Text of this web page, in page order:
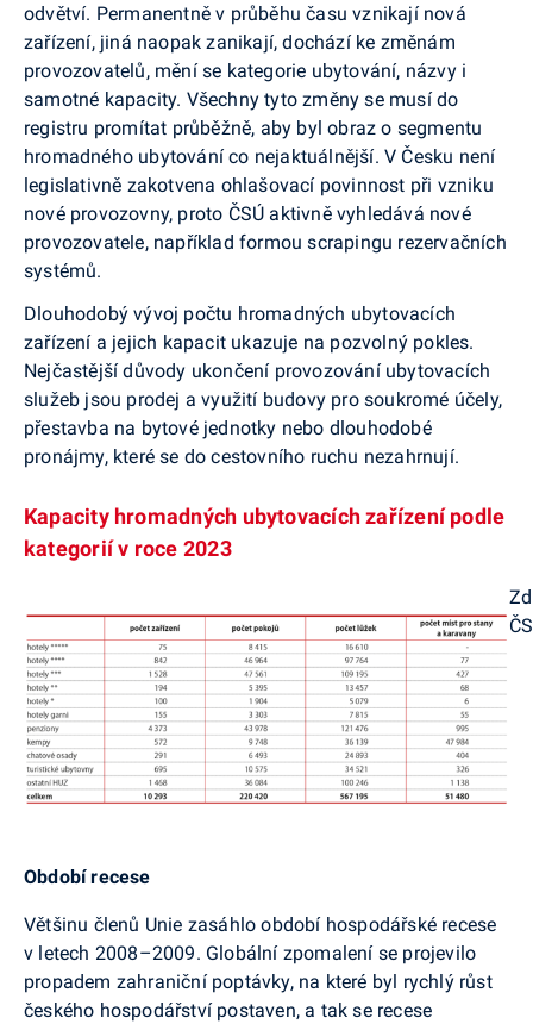
odvětví. Permanentně v průběhu času vznikají nová
zařízení, jiná naopak zanikají, dochází ke změnám
provozovatelů, mění se kategorie ubytování, názvy i
samotné kapacity. Všechny tyto změny se musí do
registru promítat průběžně, aby byl obraz o seg­mentu
hromadného ubytování co nejaktuálnější. V Česku není
legislativně zakotvena ohlašovací po­vinnost při vzniku
nové provozovny, proto ČSÚ ak­tivně vyhledává nové
provozovatele, například formou scrapingu rezervačních
systémů.
Dlouhodobý vývoj počtu hromadných ubytova­cích
zařízení a jejich kapacit ukazuje na pozvolný pokles.
Nejčastější důvody ukončení provozování ubytovacích
služeb jsou prodej a využití budovy pro soukromé účely,
přestavba na bytové jednotky nebo dlouhodobé
pronájmy, které se do cestovního ruchu nezahrnují.
Kapacity hromadných ubytovacích zařízení podle
kategorií v roce 2023
Období recese
Většinu členů Unie zasáhlo období hospodářské recese
v letech 2008–2009. Globální zpomalení se projevilo
propadem zahraniční poptávky, na které byl rychlý růst
českého hospodářství postaven, a tak se recese